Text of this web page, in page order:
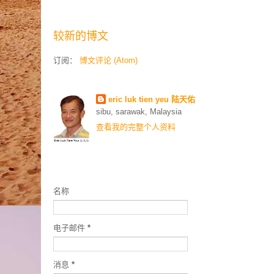
较新的博文
订阅： 博文评论 (Atom)
eric luk tien yeu 陆天佑
sibu, sarawak, Malaysia
查看我的完整个人资料
名称
电子邮件 *
消息 *